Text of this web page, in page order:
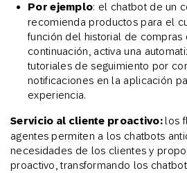
Por ejemplo: el chatbot de un
recomienda productos para el
función del historial de compras
continuación, activa una
tutoriales de seguimiento por
notificaciones en la aplicación
experiencia.
Servicio al cliente proactivo:los
agentes permiten a los chatbots
necesidades de los clientes y
proactivo, transformando los